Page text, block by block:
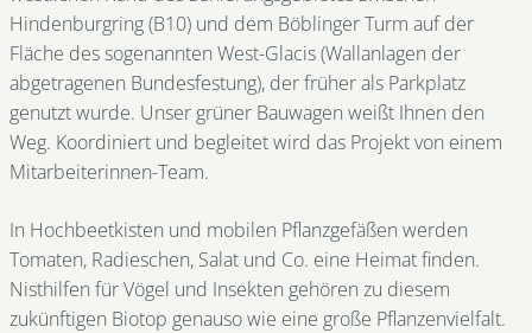
Hindenburgring (B10) und dem Böblinger Turm auf der
Fläche des sogenannten West-Glacis (Wallanlagen der
abgetragenen Bundesfestung), der früher als Parkplatz
genutzt wurde. Unser grüner Bauwagen weißt Ihnen den
Weg. Koordiniert und begleitet wird das Projekt von einem
Mitarbeiterinnen-Team.
In Hochbeetkisten und mobilen Pflanzgefäßen werden
Tomaten, Radieschen, Salat und Co. eine Heimat finden.
Nisthilfen für Vögel und Insekten gehören zu diesem
zukünftigen Biotop genauso wie eine große Pflanzenvielfalt.